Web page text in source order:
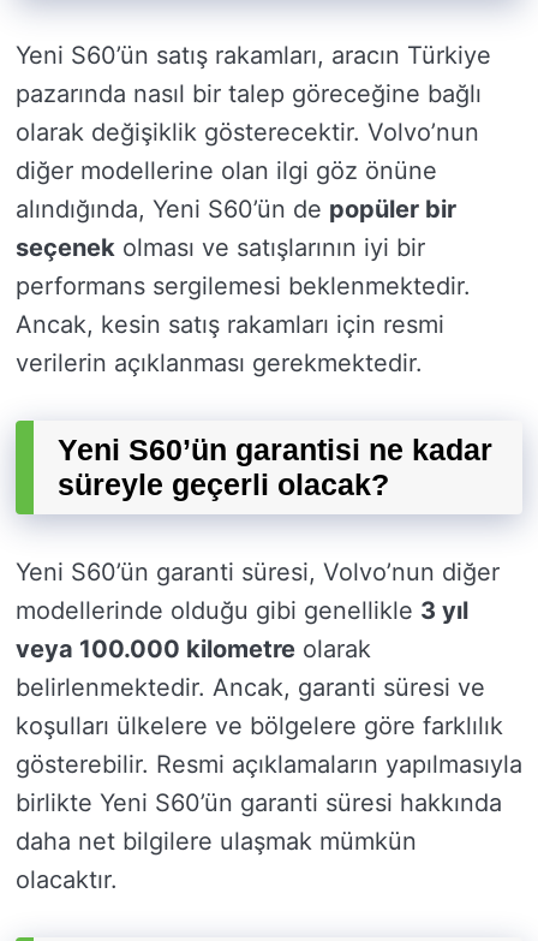
Yeni S60’ün satış rakamları, aracın Türkiye
pazarında nasıl bir talep göreceğine bağlı
olarak değişiklik gösterecektir. Volvo’nun
diğer modellerine olan ilgi göz önüne
alındığında, Yeni S60’ün de popüler bir
seçenek olması ve satışlarının iyi bir
performans sergilemesi beklenmektedir.
Ancak, kesin satış rakamları için resmi
verilerin açıklanması gerekmektedir.
Yeni S60’ün garantisi ne kadar
süreyle geçerli olacak?
Yeni S60’ün garanti süresi, Volvo’nun diğer
modellerinde olduğu gibi genellikle 3 yıl
veya 100.000 kilometre olarak
belirlenmektedir. Ancak, garanti süresi ve
koşulları ülkelere ve bölgelere göre farklılık
gösterebilir. Resmi açıklamaların yapılmasıyla
birlikte Yeni S60’ün garanti süresi hakkında
daha net bilgilere ulaşmak mümkün
olacaktır.